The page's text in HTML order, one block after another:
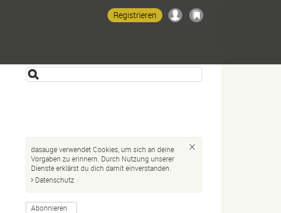
Registrieren
dasauge verwendet Cookies, um sich an deine
Vorgaben zu erinnern. Durch Nutzung unserer
Dienste erklärst du dich damit einverstanden.
Datenschutz
Abonnieren